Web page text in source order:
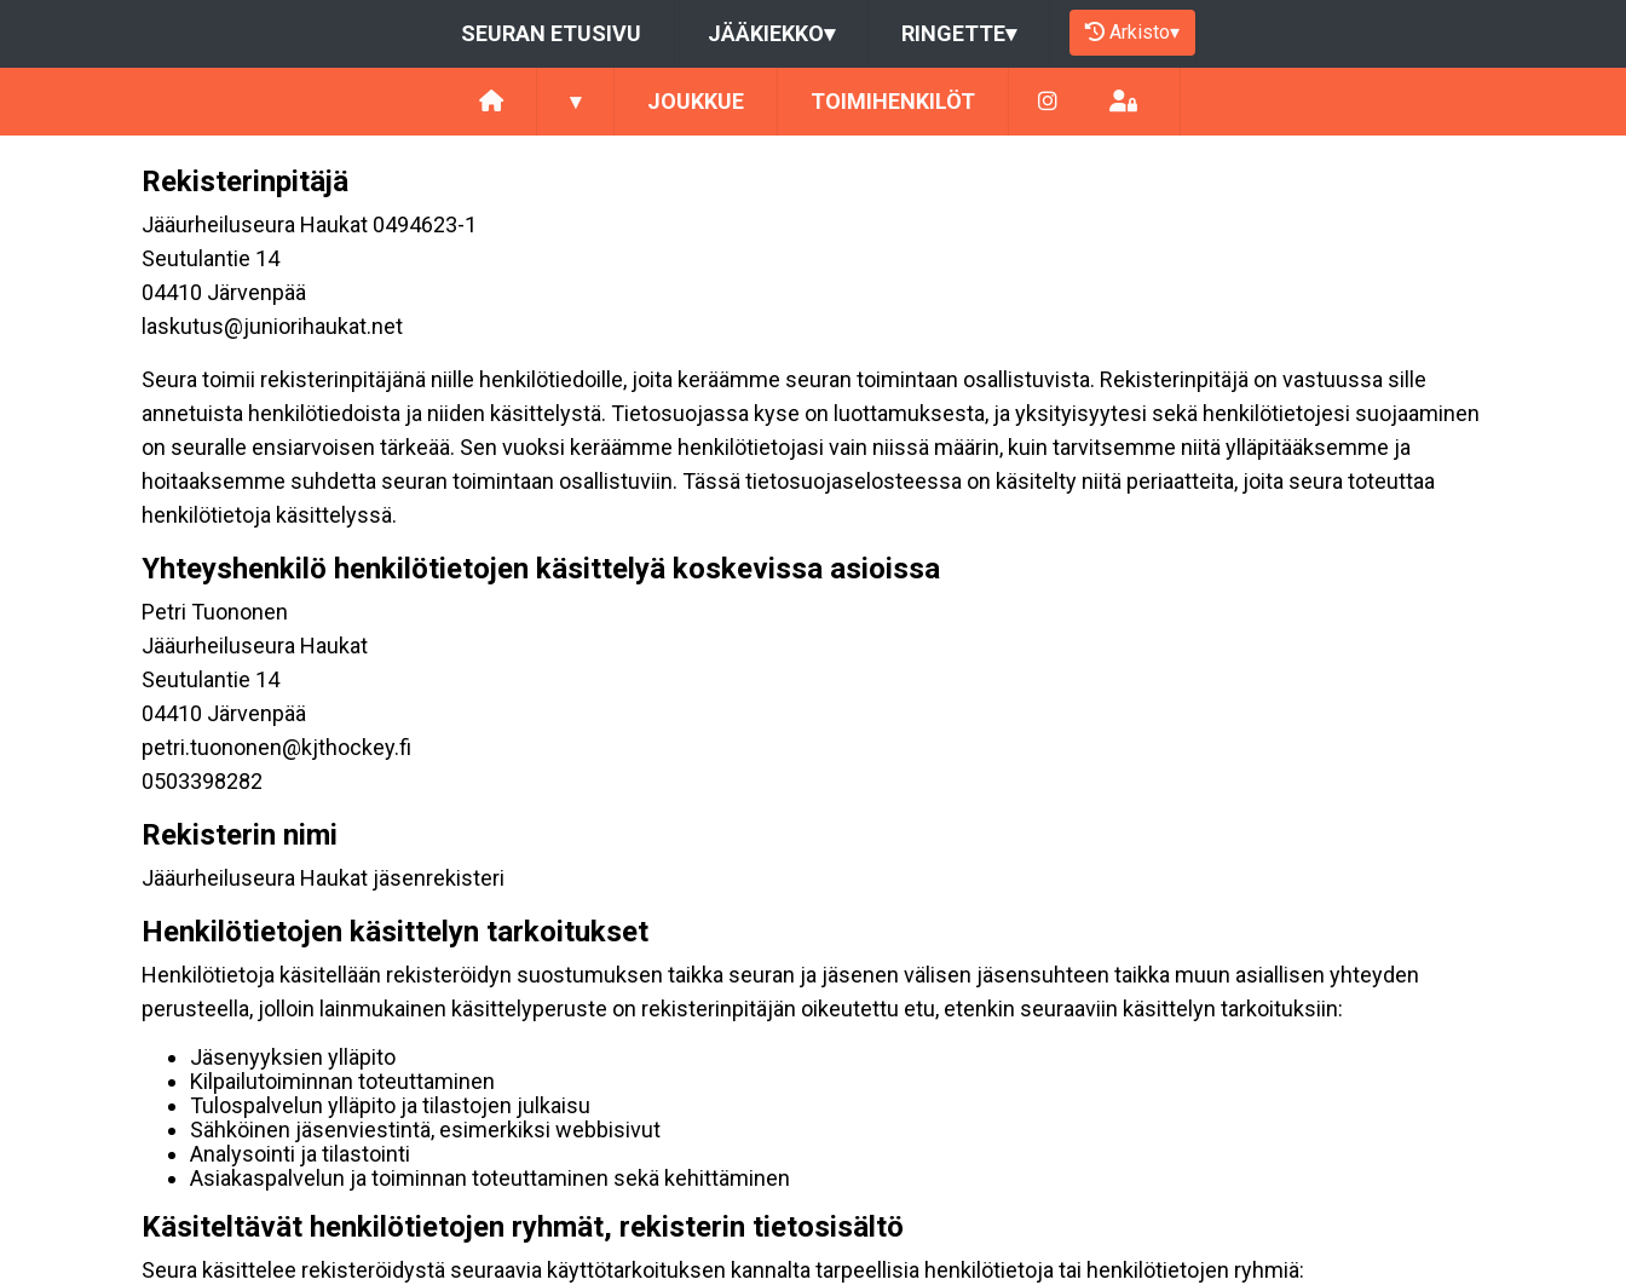
SEURAN ETUSIVU JÄÄKIEKKO▾ RINGETTE▾ Arkisto▾
▾ JOUKKUE TOIMIHENKILÖT
Rekisterinpitäjä
Jääurheiluseura Haukat 0494623-1
Seutulantie 14
04410 Järvenpää
laskutus@juniorihaukat.net
Seura toimii rekisterinpitäjänä niille henkilötiedoille, joita keräämme seuran toimintaan osallistuvista. Rekisterinpitäjä on vastuussa sille
annetuista henkilötiedoista ja niiden käsittelystä. Tietosuojassa kyse on luottamuksesta, ja yksityisyytesi sekä henkilötietojesi suojaaminen
on seuralle ensiarvoisen tärkeää. Sen vuoksi keräämme henkilötietojasi vain niissä määrin, kuin tarvitsemme niitä ylläpitääksemme ja
hoitaaksemme suhdetta seuran toimintaan osallistuviin. Tässä tietosuojaselosteessa on käsitelty niitä periaatteita, joita seura toteuttaa
henkilötietoja käsittelyssä.
Yhteyshenkilö henkilötietojen käsittelyä koskevissa asioissa
Petri Tuononen
Jääurheiluseura Haukat
Seutulantie 14
04410 Järvenpää
petri.tuononen@kjthockey.fi
0503398282
Rekisterin nimi
Jääurheiluseura Haukat jäsenrekisteri
Henkilötietojen käsittelyn tarkoitukset
Henkilötietoja käsitellään rekisteröidyn suostumuksen taikka seuran ja jäsenen välisen jäsensuhteen taikka muun asiallisen yhteyden
perusteella, jolloin lainmukainen käsittelyperuste on rekisterinpitäjän oikeutettu etu, etenkin seuraaviin käsittelyn tarkoituksiin:
Jäsenyyksien ylläpito
Kilpailutoiminnan toteuttaminen
Tulospalvelun ylläpito ja tilastojen julkaisu
Sähköinen jäsenviestintä, esimerkiksi webbisivut
Analysointi ja tilastointi
Asiakaspalvelun ja toiminnan toteuttaminen sekä kehittäminen
Käsiteltävät henkilötietojen ryhmät, rekisterin tietosisältö
Seura käsittelee rekisteröidystä seuraavia käyttötarkoituksen kannalta tarpeellisia henkilötietoja tai henkilötietojen ryhmiä: